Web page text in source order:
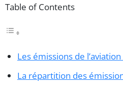
Table of Contents
Les émissions de
La répartition des